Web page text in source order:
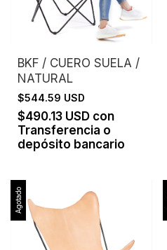
BKF / CUERO SUELA /
NATURAL
$544.59 USD
$490.13 USD con
Transferencia o
depósito bancario
Agotado